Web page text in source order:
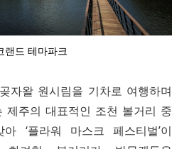
랜드 테마파크
자왈 원시림을 기차로 여행하며
제주의 대표적인 조천 볼거리 중
‘플라워 마스크 페스티벌’이